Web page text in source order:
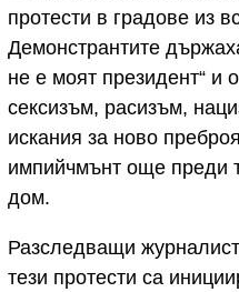
протести в градове из
Демонстрантите
не е моят президент“ и
сексизъм, расизъм,
искания за ново
импийчмънт още преди
дом.
Разследващи
тези протести са